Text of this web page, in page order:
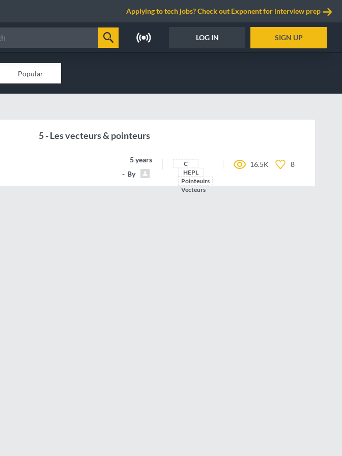
Applying to tech jobs? Check out Exponent for interview prep
LOG IN SIGN UP
Popular
5 - Les vecteurs & pointeurs
5 years ago
By
Pedro77
C
HEPL
Pointeuirs
Vecteurs
16.5K 8